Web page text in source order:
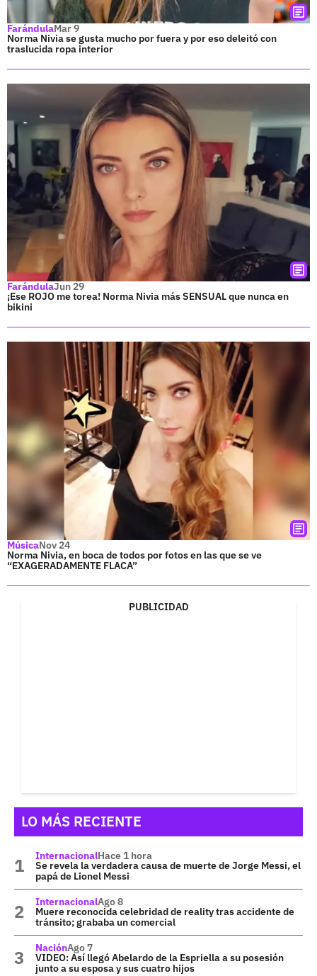
FarándulaMar 9
Norma Nivia se gusta mucho por fuera y por eso deleitó con
traslucida ropa interior
FarándulaJun 29
¡Ese ROJO me torea! Norma Nivia más SENSUAL que nunca en
bikini
MúsicaNov 24
Norma Nivia, en boca de todos por fotos en las que se ve
“EXAGERADAMENTE FLACA”
PUBLICIDAD
LO MÁS RECIENTE
InternacionalHace 1 hora
Se revela la verdadera causa de muerte de Jorge Messi, el
papá de Lionel Messi
InternacionalAgo 8
Muere reconocida celebridad de reality tras accidente de
tránsito; grababa un comercial
NaciónAgo 7
VIDEO: Así llegó Abelardo de la Espriella a su posesión
junto a su esposa y sus cuatro hijos